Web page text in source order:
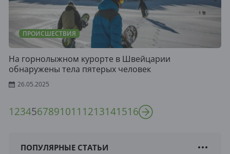
ПРОИСШЕСТВИЯ
На горнолыжном курорте в Швейцарии
обнаружены тела пятерых человек
26.05.2025
1234567891011 1213141516
ПОПУЛЯРНЫЕ СТАТЬИ